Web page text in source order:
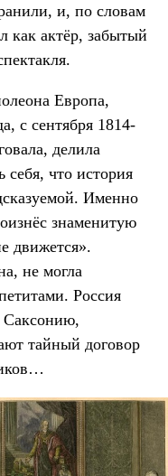
и, по словам
как актёр, забытый
Европа,
с сентября 1814-
делила
себя, что история
Именно
знаменитую
движется».
не могла
Россия
тайный договор